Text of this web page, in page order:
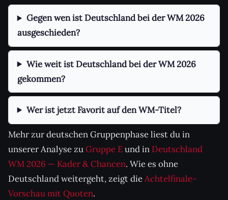
Gegen wen ist Deutschland bei der WM 2026
ausgeschieden?
Wie weit ist Deutschland bei der WM 2026
gekommen?
Wer ist jetzt Favorit auf den WM-Titel?
Mehr zur deutschen Gruppenphase liest du in
unserer Analyse zuGruppe Eund in Deutschland
WM 2026 — Kader & Chancen. Wie es ohne
Deutschland weitergeht, zeigt dieAchtelfinale-
Vorschau mit Quoten.